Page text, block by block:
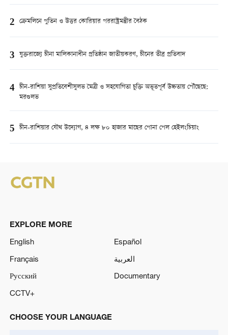
2 ক্রেমলিনে পুতিন ও উত্তর কোরিয়ার পররাষ্ট্রমন্ত্রীর বৈঠক
3 যুক্তরাজ্যে চীনা মালিকানাধীন প্রতিষ্ঠান জাতীয়করণ, চীনের তীব্র প্রতিবাদ
4 চীন-রাশিয়া সুপ্রতিবেশীসুলভ মৈত্রী ও সহযোগিতা চুক্তি অভূতপূর্ব উচ্চতায় পৌঁছেছে:
মরগুলভ
5 চীন-রাশিয়ার যৌথ উদ্যোগ, ৪ লক্ষ ৮০ হাজার মাছের পোনা পেল হেইলংচিয়াং
EXPLORE MORE
English
Español
Français
العربية
Русский
Documentary
CCTV+
CHOOSE YOUR LANGUAGE